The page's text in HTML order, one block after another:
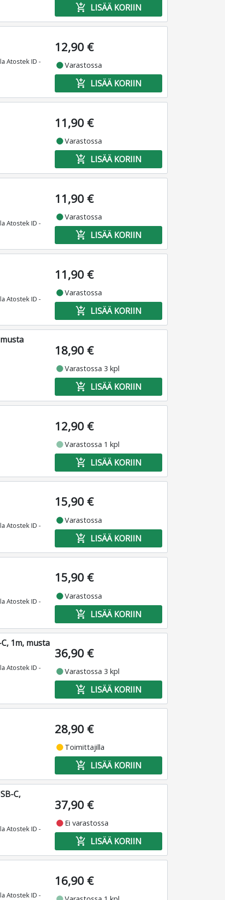
add_shopping_cart LISÄÄ KORIIN
Atostek ID -
12,90 €
fiber_manual_recordVarastossa
add_shopping_cart LISÄÄ KORIIN
11,90 €
fiber_manual_recordVarastossa
add_shopping_cart LISÄÄ KORIIN
Atostek ID -
11,90 €
fiber_manual_recordVarastossa
add_shopping_cart LISÄÄ KORIIN
Atostek ID -
11,90 €
fiber_manual_recordVarastossa
add_shopping_cart LISÄÄ KORIIN
18,90 €
fiber_manual_recordVarastossa 3 kpl
add_shopping_cart LISÄÄ KORIIN
12,90 €
fiber_manual_recordVarastossa 1 kpl
add_shopping_cart LISÄÄ KORIIN
Atostek ID -
15,90 €
fiber_manual_recordVarastossa
add_shopping_cart LISÄÄ KORIIN
Atostek ID -
15,90 €
fiber_manual_recordVarastossa
add_shopping_cart LISÄÄ KORIIN
1m, musta
Atostek ID -
36,90 €
fiber_manual_recordVarastossa 3 kpl
add_shopping_cart LISÄÄ KORIIN
28,90 €
fiber_manual_record Toimittajilla
add_shopping_cart LISÄÄ KORIIN
C,
Atostek ID -
37,90 €
fiber_manual_record Ei varastossa
add_shopping_cart LISÄÄ KORIIN
Atostek ID -
16,90 €